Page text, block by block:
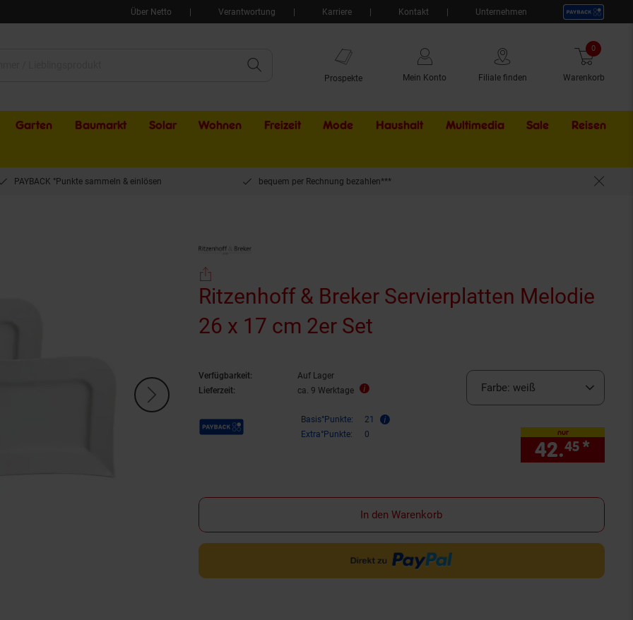
Über Netto Verantwortung Karriere Kontakt Unternehmen
Prospekte Mein Konto Filiale finden Warenkorb
0 Artikel
Garten Baumarkt Solar Wohnen Freizeit Mode Haushalt Multimedia Sale Externer
Reisen
PAYBACK °Punkte sammeln & einlösen bequem per Rechnung bezahlen***
Ritzenhoff & Breker Servierplatten Melodie
26 x 17 cm 2er Set
Verfügbarkeit:
Auf Lager
Lieferzeit:
ca. 9 Werktage
Payback Punkte Basis°Punkte:
21
Extra°Punkte:
0
Farbe:weiß
nur
42.45 *
In den Warenkorb